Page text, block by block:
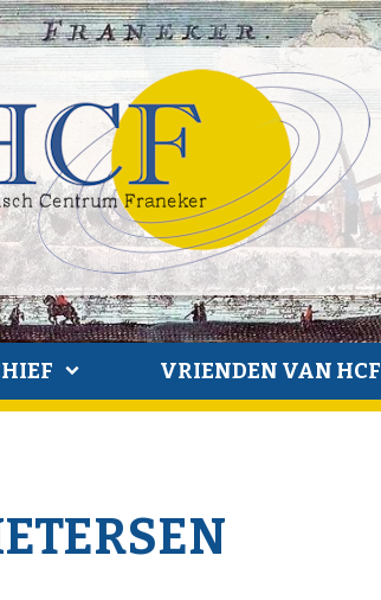
VRIENDEN VAN HCF